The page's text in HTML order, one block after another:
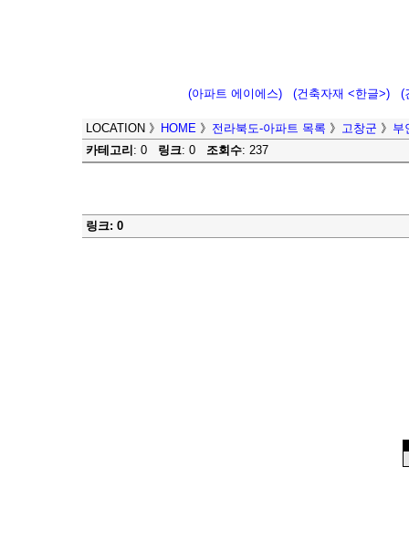
(아파트 에이에스) (건축자재 <한글>) (
LOCATION 》 HOME 》 전라북도-아파트 목록 》 고창군 》 부
카테고리 : 0 링크: 0 조회수: 237
링크: 0